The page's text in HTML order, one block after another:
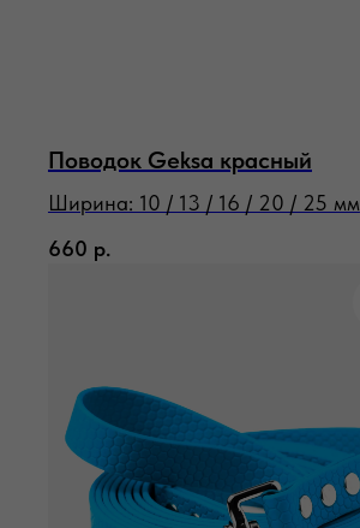
Поводок Geksa красный
Ширина: 10 / 13 / 16 / 20 / 25 мм
660 р.